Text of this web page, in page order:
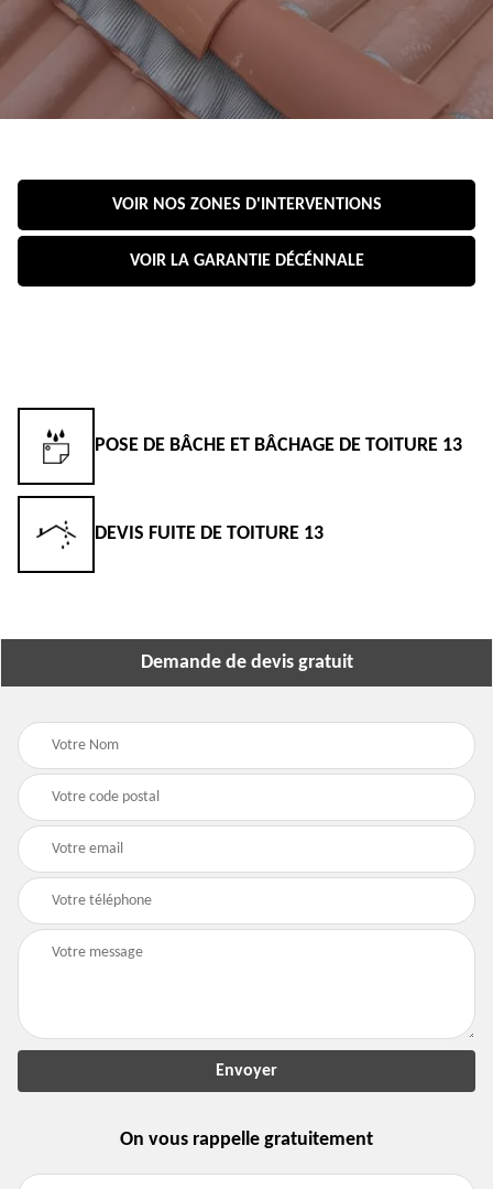
VOIR NOS ZONES D'INTERVENTIONS
VOIR LA GARANTIE DÉCÉNNALE
POSE DE BÂCHE ET BÂCHAGE DE TOITURE 13
DEVIS FUITE DE TOITURE 13
Demande de devis gratuit
On vous rappelle gratuitement